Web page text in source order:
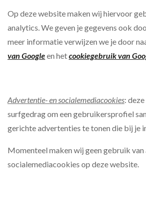
Op deze website maken wij hiervoor
analytics. We geven je gegevens ook
meer informatie verwijzen we je door
van Googleen hetcookiegebruik van
Advertentie- en socialemediacookies:
surfgedrag om een gebruikersprofiel
gerichte advertenties te tonen die bij je
Momenteel maken wij geen gebruik
socialemediacookies op deze website.